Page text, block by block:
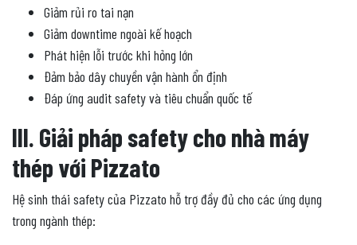
Giảm rủi ro tai nạn
Giảm downtime ngoài kế hoạch
Phát hiện lỗi trước khi hỏng lớn
Đảm bảo dây chuyền vận hành ổn định
Đáp ứng audit safety và tiêu chuẩn quốc tế
III. Giải pháp safety cho nhà máy
thép với Pizzato
Hệ sinh thái safety của Pizzato hỗ trợ đầy đủ cho các ứng dụng
trong ngành thép: